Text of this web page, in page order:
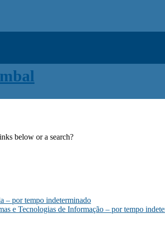
below or a search?
– por tempo indeterminado
e Tecnologias de Informação – por tempo